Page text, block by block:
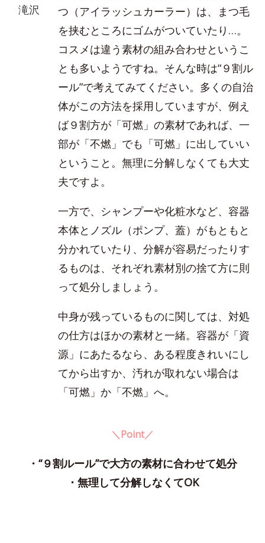
滝沢
つ（アイラッシュカーラー）は、まつ毛
を挟むところにゴムがついていたり…。
コスメは違う素材の組み合わせというこ
とも多いようですね。そんな時は“９割ル
ール”で考えてみてください。多くの自治
体がこの方法を採用していますが、例え
ば９割方が「可燃」の素材であれば、一
部が「不燃」でも「可燃」に出していい
ということ。無理に分解しなくても大丈
夫ですよ。
一方で、シャンプーや化粧水など、容器
本体とノズル（ポンプ、蓋）がもともと
分かれていたり、分解が容易だったりす
るものは、それぞれ素材別の捨て方に則
って処分しましょう。
中身が残っているものに関しては、対処
の仕方はほかの素材と一緒。容器が「資
源」にあたるなら、ある程度きれいにし
てから出すか、汚れが取れない場合は
「可燃」か「不燃」へ。
＼Point／
・“９割ルール”で大方の素材に合わせて処分
・無理して分解しなくてOK